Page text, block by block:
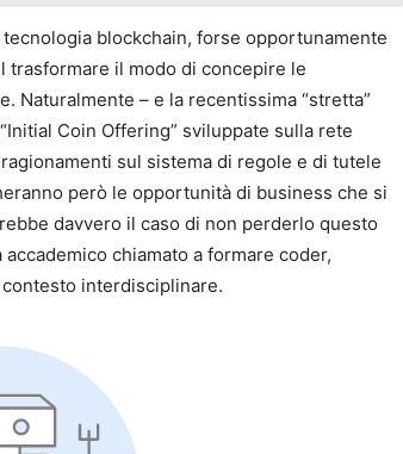
blockchain, forse opportunamente
il modo di concepire le
Naturalmente – e la recentissima “stretta”
Coin Offering” sviluppate sulla rete
sul sistema di regole e di tutele
però le opportunità di business che si
davvero il caso di non perderlo questo
chiamato a formare coder,
interdisciplinare.